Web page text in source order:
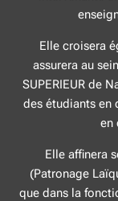
Elle croisera
assurera au
SUPERIEUR de
des étudiants en
en
Elle affinera
(Patronage
que dans la